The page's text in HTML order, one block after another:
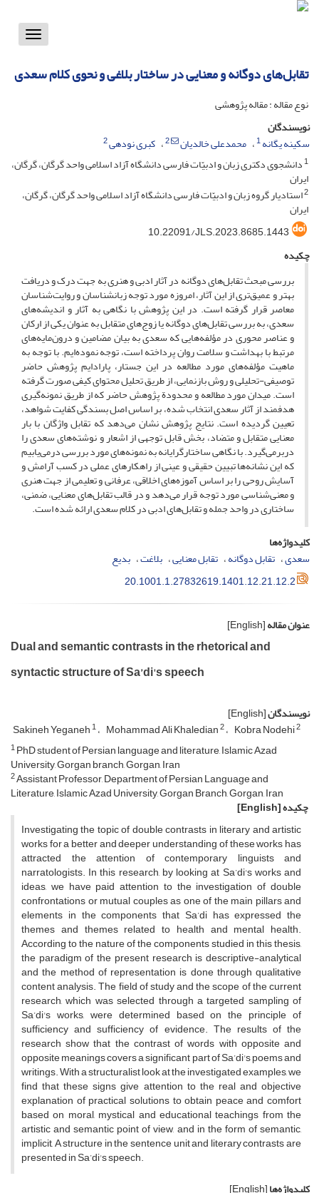
Toggle
تقابل‌های دوگانه و معنایی در ساختار بلاغی و نحوی کلام سعدی
نوع مقاله : مقاله پژوهشی
نویسندگان
سکینه یگانه1 محمدعلی خالدیان 2 کبری نودهی2
1دانشجوی دکتری زبان و ادبیّات فارسی دانشگاه آزاد اسلامی واحد گرگان، گرگان،
ایران
2استادیار گروه زبان و ادبیّات فارسی دانشگاه آزاد اسلامی واحد گرگان، گرگان،
ایران
10.22091/JLS.2023.8685.1443
چکیده
بررسی مبحث تقابل‌های دوگانه در آثار ادبی و هنری به ‌جهت درک و دریافت
بهتر و عمیق‌تری از این آثار، امروزه مورد توجه زبانشناسان و روایت‌شناسان
معاصر قرار گرفته است. در این پژوهش با نگاهی به آثار و اندیشه‌های
سعدی، به بررسی تقابل‌های دوگانه یا زوج‌های متقابل به ‌عنوان یکی از ارکان
و عناصر محوری در مؤلفه‌هایی که سعدی به بیان مضامین و درون‌مایه‌های
مرتبط با بهداشت و سلامت روان پرداخته است، توجه نموده‌ایم. با توجه به
ماهیت مؤلفه‌های مورد مطالعه در این جستار، پارادایم پژوهش حاضر
توصیفی-تحلیلی و روش بازنمایی، از طریق تحلیل محتوای کیفی صورت گرفته
است. میدان مورد مطالعه و محدودة پژوهش حاضر که از طریق نمونه‌گیری
هدفمند از آثار سعدی انتخاب شده، بر اساس اصل بسندگی کفایت شواهد،
تعیین گردیده است. نتایج پژوهش نشان می‌دهد که تقابل واژگان با بار
معنایی متقابل و متضاد، بخش قابل توجهی از اشعار و نوشته‌های سعدی را
دربرمی‌گیرد. با نگاهی ساختارگرایانه به نمونه‌های مورد بررسی درمی‌یابیم
که این نشانه‌ها تبیین حقیقی و عینی از راهکارهای عملی در کسب آرامش و
آسایش روحی را بر اساس آموزه‌های اخلاقی، عرفانی و تعلیمی ‌از جهت هنری
و معنی‌شناسی مورد توجه قرار می‌دهد و در قالب تقابل‌های معنایی، ضمنی،
ساختاری در واحد جمله و تقابل‌های ادبی در کلام سعدی ارائه شده است.
کلیدواژه‌ها
سعدی تقابل دوگانه تقابل معنایی بلاغت بدیع
20.1001.1.27832619.1401.12.21.12.2
عنوان مقاله[English]
Dual and semantic contrasts in the rhetorical and
syntactic structure of Sa’di's speech
نویسندگان[English]
Sakineh Yeganeh1 Mohammad Ali Khaledian2 Kobra Nodehi2
1PhD student of Persian language and literature, Islamic Azad
University, Gorgan branch, Gorgan, Iran
2Assistant Professor, Department of Persian Language and
Literature, Islamic Azad University, Gorgan Branch, Gorgan, Iran
چکیده[English]
Investigating the topic of double contrasts in literary and artistic
works for a better and deeper understanding of these works has
attracted the attention of contemporary linguists and
narratologists. In this research, by looking at Sa’di's works and
ideas, we have paid attention to the investigation of double
confrontations or mutual couples as one of the main pillars and
elements in the components that Sa’di has expressed the
themes and themes related to health and mental health.
According to the nature of the components studied in this thesis,
the paradigm of the present research is descriptive-analytical
and the method of representation is done through qualitative
content analysis. The field of study and the scope of the current
research, which was selected through a targeted sampling of
Sa’di's works, were determined based on the principle of
sufficiency and sufficiency of evidence. The results of the
research show that the contrast of words with opposite and
opposite meanings covers a significant part of Sa’di's poems and
writings. With a structuralist look at the investigated examples, we
find that these signs give attention to the real and objective
explanation of practical solutions to obtain peace and comfort
based on moral, mystical and educational teachings from the
artistic and semantic point of view, and in the form of semantic,
implicit, A structure in the sentence unit and literary contrasts are
presented in Sa’di's speech.
کلیدواژه‌ها[English]